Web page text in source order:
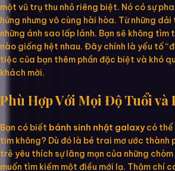
một vũ trụ thu nhỏ riêng biệt. Nó có sự
hứng nhưng vô cùng hài hòa. Từ những dải
những ánh sao lấp lánh. Bạn sẽ không tìm
nào giống hệt nhau. Đây chính là yếu tố
tiệc của bạn thêm phần đặc biệt và khó
khách mời.
Phù Hợp Với Mọi Độ Tuổi và
Bạn có biết bánh sinh nhật galaxycó thể
tim không? Dù đó là bé trai mơ ước thành
trẻ yêu thích sự lãng mạn của những
muốn tìm kiếm một điều mới lạ. Thậm chí